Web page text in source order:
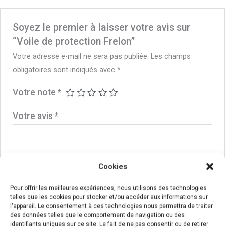
Cookies
Pour offrir les meilleures expériences, nous utilisons des technologies
telles que les cookies pour stocker et/ou accéder aux informations sur
l'appareil. Le consentement à ces technologies nous permettra de traiter
des données telles que le comportement de navigation ou des
identifiants uniques sur ce site. Le fait de ne pas consentir ou de retirer
Soyez le premier à laisser votre avis sur
“Voile de protection Frelon”
Votre adresse e-mail ne sera pas publiée. Les champs
obligatoires sont indiqués avec*
Votre note*
Votre avis*
Nom*
E-mail*